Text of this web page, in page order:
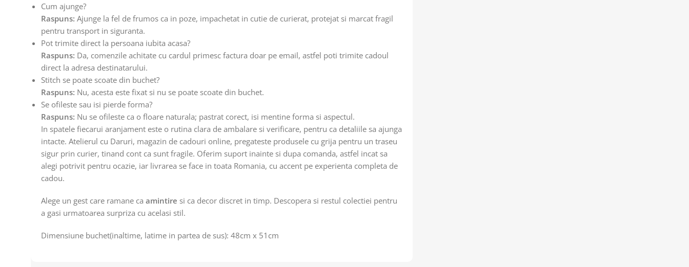
Cum ajunge?
Raspuns: Ajunge la fel de frumos ca in poze, impachetat in cutie de curierat, protejat si marcat fragil
pentru transport in siguranta.
Pot trimite direct la persoana iubita acasa?
Raspuns: Da, comenzile achitate cu cardul primesc factura doar pe email, astfel poti trimite cadoul
direct la adresa destinatarului.
Stitch se poate scoate din buchet?
Raspuns: Nu, acesta este fixat si nu se poate scoate din buchet.
Se ofileste sau isi pierde forma?
Raspuns: Nu se ofileste ca o floare naturala; pastrat corect, isi mentine forma si aspectul.
In spatele fiecarui aranjament este o rutina clara de ambalare si verificare, pentru ca detaliile sa ajunga
intacte. Atelierul cu Daruri, magazin de cadouri online, pregateste produsele cu grija pentru un traseu
sigur prin curier, tinand cont ca sunt fragile. Oferim suport inainte si dupa comanda, astfel incat sa
alegi potrivit pentru ocazie, iar livrarea se face in toata Romania, cu accent pe experienta completa de
cadou.
Alege un gest care ramane ca amintire si ca decor discret in timp. Descopera si restul colectiei pentru
a gasi urmatoarea surpriza cu acelasi stil.
Dimensiune buchet(inaltime, latime in partea de sus): 48cm x 51cm